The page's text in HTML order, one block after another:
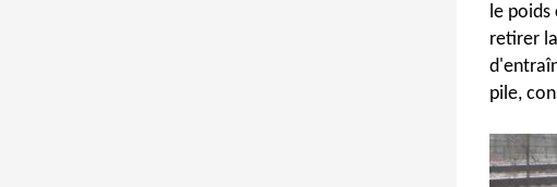
le poids
retirer
pile,